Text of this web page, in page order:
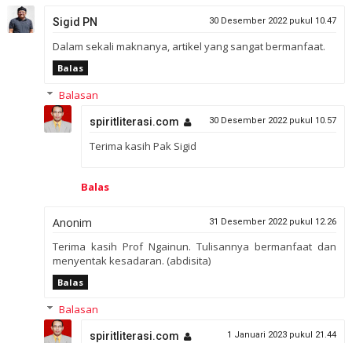
Sigid PN 30 Desember 2022 pukul 10.47
Dalam sekali maknanya, artikel yang sangat bermanfaat.
Balas
Balasan
spiritliterasi.com 30 Desember 2022 pukul 10.57
Terima kasih Pak Sigid
Balas
Anonim 31 Desember 2022 pukul 12.26
Terima kasih Prof Ngainun. Tulisannya bermanfaat dan
menyentak kesadaran. (abdisita)
Balas
Balasan
spiritliterasi.com 1 Januari 2023 pukul 21.44